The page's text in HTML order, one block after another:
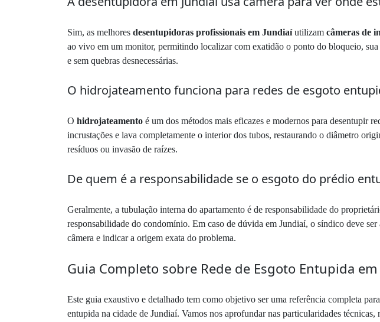
Sim, as melhores desentupidoras profissionais em Jundiaíutilizam câmeras de
ao vivo em um monitor, permitindo localizar com exatidão o ponto do bloqueio,
e sem quebras desnecessárias.
O hidrojateamento funciona para redes de esgoto
O hidrojateamento é um dos métodos mais eficazes e modernos para desentupir
incrustações e lava completamente o interior dos tubos, restaurando o diâmetro
resíduos ou invasão de raízes.
De quem é a responsabilidade se o esgoto do prédio
Geralmente, a tubulação interna do apartamento é de responsabilidade do
responsabilidade do condomínio. Em caso de dúvida em Jundiaí, o síndico deve ser
câmera e indicar a origem exata do problema.
Guia Completo sobre Rede de Esgoto Entupida
Este guia exaustivo e detalhado tem como objetivo ser uma referência completa
entupida na cidade de Jundiaí. Vamos nos aprofundar nas particularidades